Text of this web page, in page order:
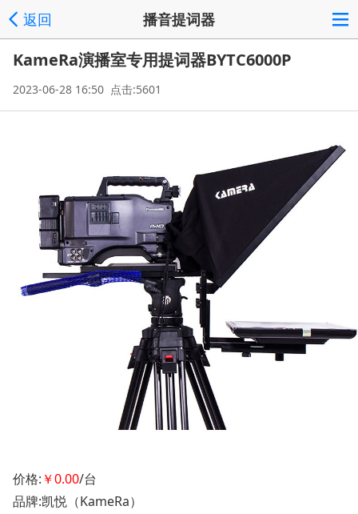
返回 播音提词器
KameRa演播室专用提词器BYTC6000P
2023-06-28 16:50 点击:5601
价格: ￥0.00/台
品牌:凯悦（KameRa）